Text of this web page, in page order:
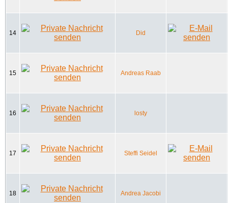
14 Did
15 Andreas Raab
16 losty
17 Steffi Seidel
18 Andrea Jacobi